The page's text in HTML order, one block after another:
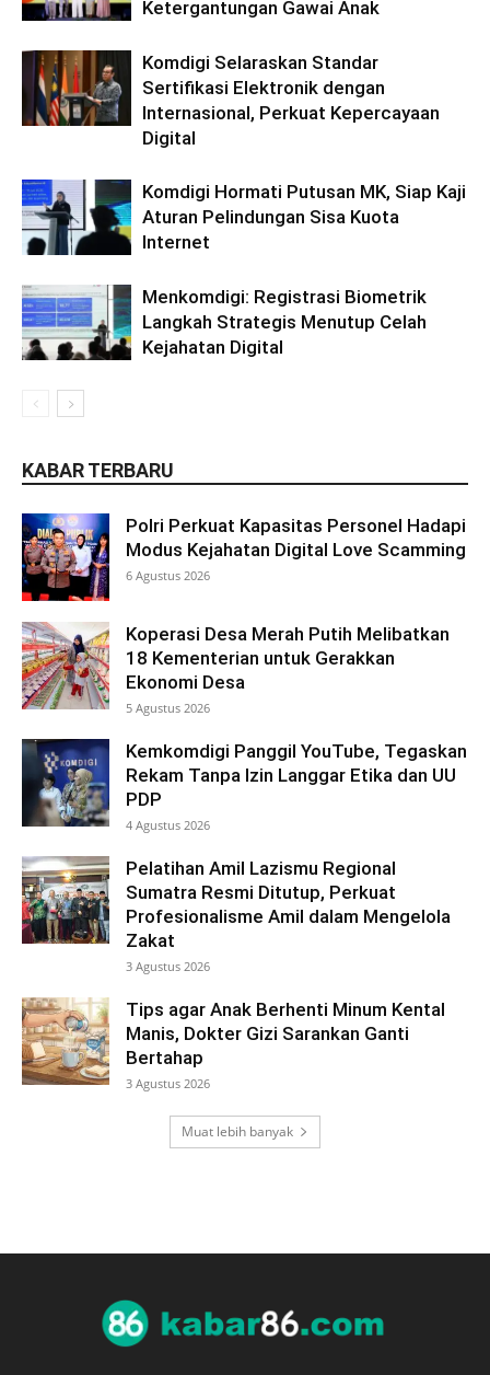
Ketergantungan Gawai Anak
Komdigi Selaraskan Standar
Sertifikasi Elektronik dengan
Internasional, Perkuat Kepercayaan
Digital
Komdigi Hormati Putusan MK, Siap Kaji
Aturan Pelindungan Sisa Kuota
Internet
Menkomdigi: Registrasi Biometrik
Langkah Strategis Menutup Celah
Kejahatan Digital
KABAR TERBARU
Polri Perkuat Kapasitas Personel Hadapi
Modus Kejahatan Digital Love Scamming
6 Agustus 2026
Koperasi Desa Merah Putih Melibatkan
18 Kementerian untuk Gerakkan
Ekonomi Desa
5 Agustus 2026
Kemkomdigi Panggil YouTube, Tegaskan
Rekam Tanpa Izin Langgar Etika dan UU
PDP
4 Agustus 2026
Pelatihan Amil Lazismu Regional
Sumatra Resmi Ditutup, Perkuat
Profesionalisme Amil dalam Mengelola
Zakat
3 Agustus 2026
Tips agar Anak Berhenti Minum Kental
Manis, Dokter Gizi Sarankan Ganti
Bertahap
3 Agustus 2026
Muat lebih banyak